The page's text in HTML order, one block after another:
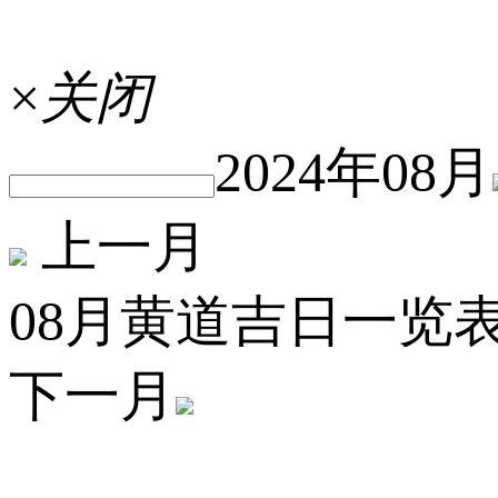
× 关闭
2024年08月
上一月
08月黄道吉日一览
下一月